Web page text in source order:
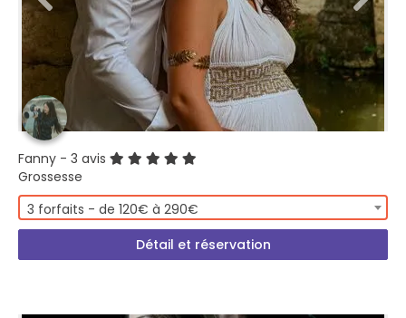
Fanny - 3 avis
Grossesse
3 forfaits - de 120€ à 290€
Détail et réservation